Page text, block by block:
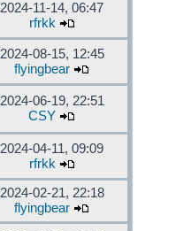
2024-11-14, 06:47
rfrkk
2024-08-15, 12:45
flyingbear
2024-06-19, 22:51
CSY
2024-04-11, 09:09
rfrkk
2024-02-21, 22:18
flyingbear